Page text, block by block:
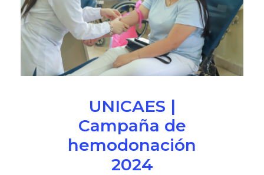
UNIDADES
NOTICIAS
VALORES MORALES
UNICAES |
Campaña de
hemodonación
2024